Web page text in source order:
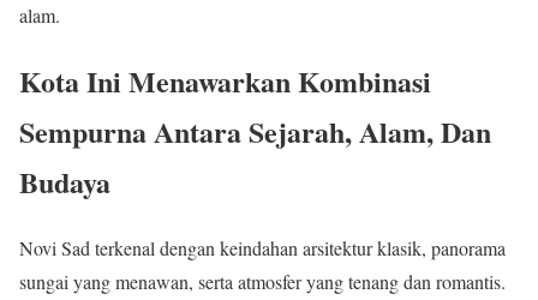
alam.
Kota Ini Menawarkan Kombinasi
Sempurna Antara Sejarah, Alam, Dan
Budaya
Novi Sad terkenal dengan keindahan arsitektur klasik, panorama
sungai yang menawan, serta atmosfer yang tenang dan romantis.